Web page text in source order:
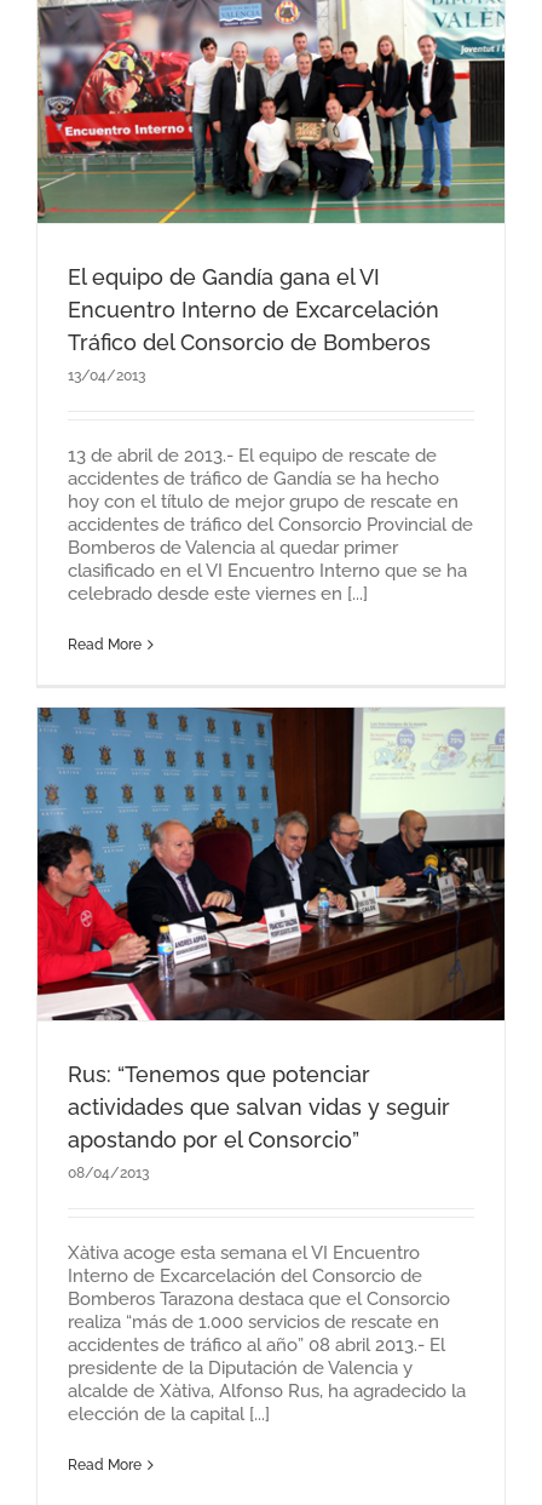
El equipo de Gandía gana el VI
Encuentro Interno de Excarcelación
Tráfico del Consorcio de Bomberos
13/04/2013
13 de abril de 2013.- El equipo de rescate de
accidentes de tráfico de Gandía se ha hecho
hoy con el título de mejor grupo de rescate en
accidentes de tráfico del Consorcio Provincial de
Bomberos de Valencia al quedar primer
clasificado en el VI Encuentro Interno que se ha
celebrado desde este viernes en [...]
Read More
Rus: “Tenemos que potenciar
actividades que salvan vidas y seguir
apostando por el Consorcio”
08/04/2013
Xàtiva acoge esta semana el VI Encuentro
Interno de Excarcelación del Consorcio de
Bomberos Tarazona destaca que el Consorcio
realiza “más de 1.000 servicios de rescate en
accidentes de tráfico al año” 08 abril 2013.- El
presidente de la Diputación de Valencia y
alcalde de Xàtiva, Alfonso Rus, ha agradecido la
elección de la capital [...]
Read More